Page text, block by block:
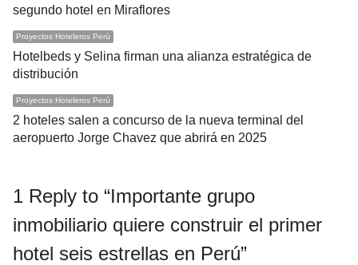
segundo hotel en Miraflores
Proyectos Hoteleros Perú
Hotelbeds y Selina firman una alianza estratégica de
distribución
Proyectos Hoteleros Perú
2 hoteles salen a concurso de la nueva terminal del
aeropuerto Jorge Chavez que abrirá en 2025
1 Reply to “Importante grupo
inmobiliario quiere construir el primer
hotel seis estrellas en Perú”